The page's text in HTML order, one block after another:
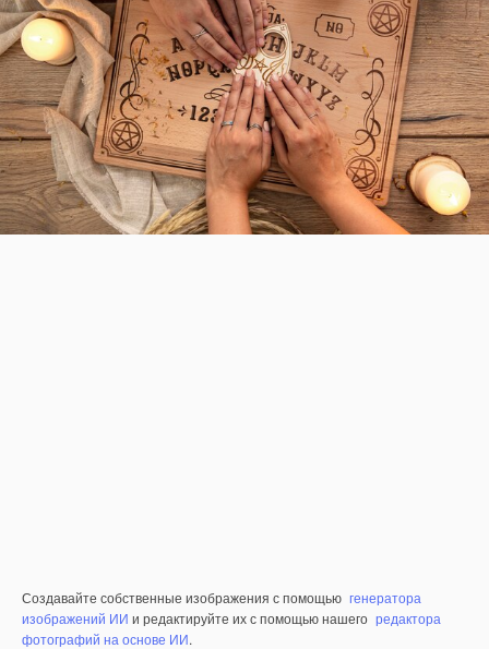
Создавайте собственные изображения с помощью генератора
изображений ИИ и редактируйте их с помощью нашего редактора
фотографий на основе ИИ.